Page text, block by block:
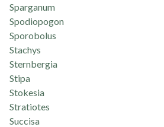
Sparganum
Spodiopogon
Sporobolus
Stachys
Sternbergia
Stipa
Stokesia
Stratiotes
Succisa